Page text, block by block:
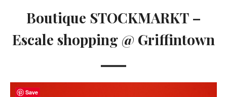
Boutique STOCKMARKT –
Escale shopping @ Griffintown
Save